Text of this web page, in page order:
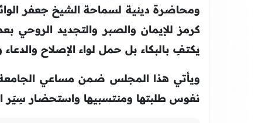
ومحاضرة دينية لسماحة الشيخ جعفر
كرمز للإيمان والصبر والتجديد الروحي
يكتفِ بالبكاء بل حمل لواء الإصلاح والدعاء
ويأتي هذا المجلس ضمن مساعي الجامعة
نفوس طلبتها ومنتسبيها واستحضار سِيَر